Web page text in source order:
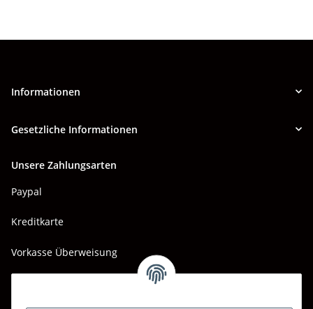
Informationen
Gesetzliche Informationen
Unsere Zahlungsarten
Paypal
Kreditkarte
Vorkasse Überweisung